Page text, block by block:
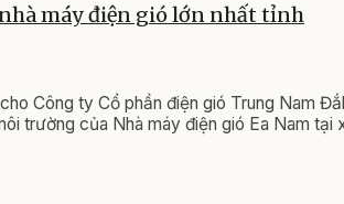
máy điện gió lớn nhất tỉnh
Công ty Cổ phần điện gió Trung Nam
trường của Nhà máy điện gió Ea Nam tại